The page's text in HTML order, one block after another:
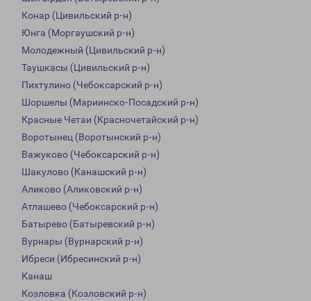
Конар (Цивильский р-н)
Юнга (Моргаушский р-н)
Молодежный (Цивильский р-н)
Таушкасы (Цивильский р-н)
Пихтулино (Чебоксарский р-н)
Шоршелы (Мариинско-Посадский р-н)
Красные Четаи (Красночетайский р-н)
Воротынец (Воротынский р-н)
Важуково (Чебоксарский р-н)
Шакулово (Канашский р-н)
Аликово (Аликовский р-н)
Атлашево (Чебоксарский р-н)
Батырево (Батыревский р-н)
Вурнары (Вурнарский р-н)
Ибреси (Ибресинский р-н)
Канаш
Козловка (Козловский р-н)